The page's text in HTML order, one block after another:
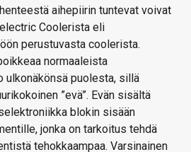
aihepiirin tuntevat voivat
Coolerista eli
perustuvasta coolerista.
normaaleista
puolesta, sillä
”evä”. Evän sisältä
blokin sisään
jonka on tarkoitus tehdä
tehokkaampaa. Varsinainen